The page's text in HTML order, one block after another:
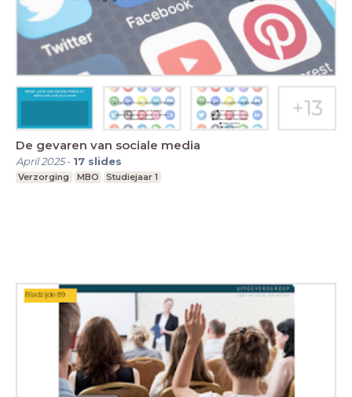
De gevaren van sociale media
April 2025- 17 slides
Verzorging MBO Studiejaar 1